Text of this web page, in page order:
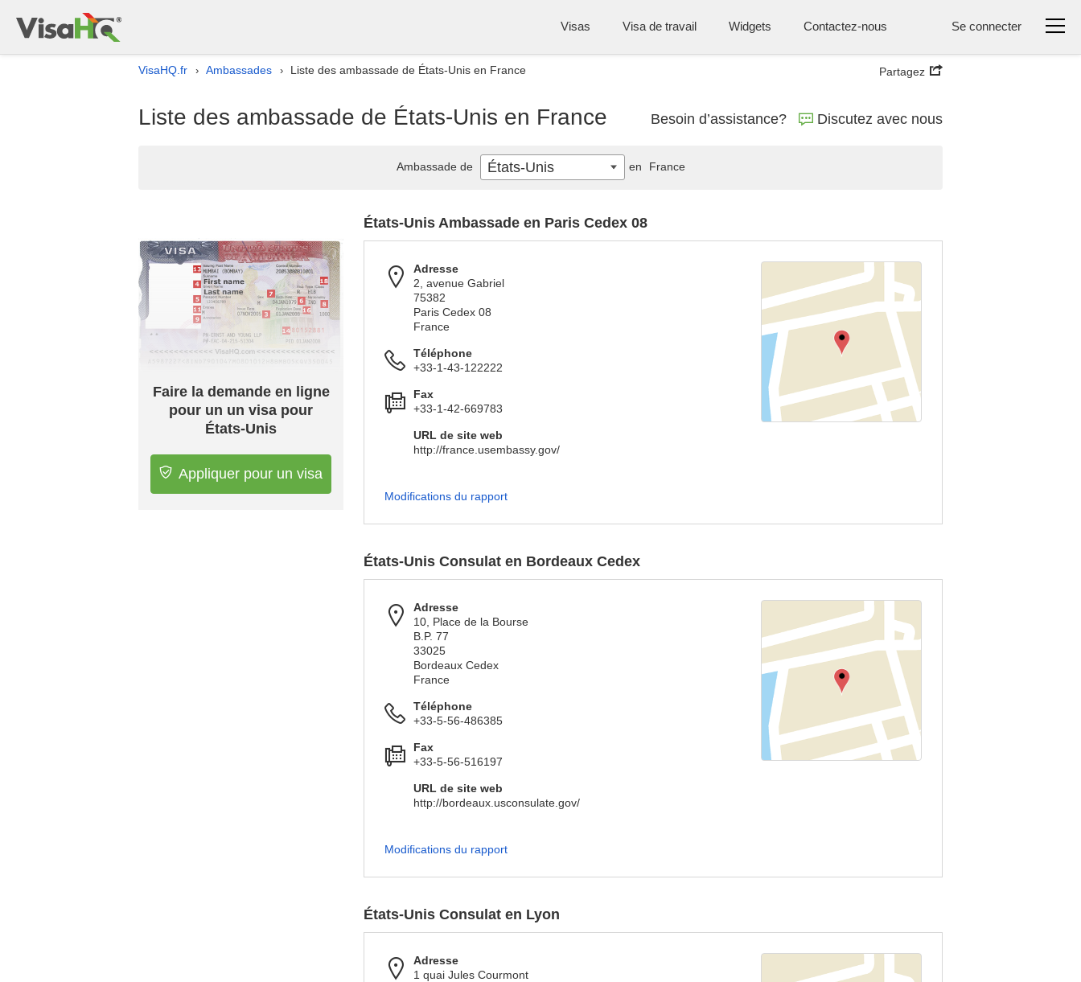
Visas Visa de travail Widgets Contactez-nous Se connecter
VisaHQ.fr › Ambassades › Liste des ambassade de États-Unis en France Partagez
Liste des ambassade de États-Unis en France Besoin d’assistance? Discutez avec nous
Faire la demande en ligne
pour un un visa pour
États-Unis
Appliquer pour un visa
États-Unis Ambassade en Paris Cedex 08
Adresse
2, avenue Gabriel
75382
Paris Cedex 08
France
Téléphone
+33-1-43-122222
Fax
+33-1-42-669783
URL de site web
http://france.usembassy.gov/
Modifications du rapport
États-Unis Consulat en Bordeaux Cedex
Adresse
10, Place de la Bourse
B.P. 77
33025
Bordeaux Cedex
France
Téléphone
+33-5-56-486385
Fax
+33-5-56-516197
URL de site web
http://bordeaux.usconsulate.gov/
Modifications du rapport
États-Unis Consulat en Lyon
Adresse
1 quai Jules Courmont
Ambassade de États-Unis en France